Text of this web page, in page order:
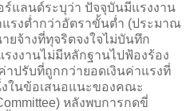
ร์แลนด์ระบุว่า ปัจจุบันมีแรงงาน
รงต่ำกว่าอัตราขั้นต่ำ (ประมาณ
ยจ้างที่ทุจริตจงใจไม่บันทึก
งงานไม่มีหลักฐานไปฟ้องร้อง
าปรับที่ถูกกว่ายอดเงินค่าแรงที่
ในข้อเสนอแนะของคณะ
หลังพบการกดขี่